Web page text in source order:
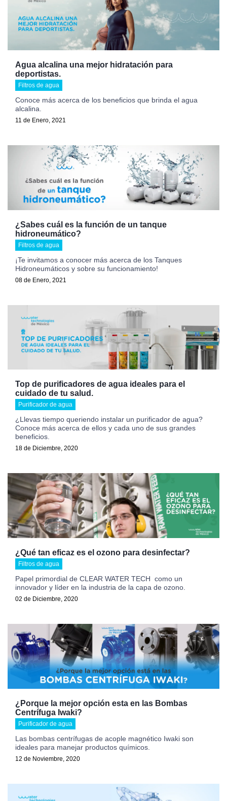
Agua alcalina una mejor hidratación para
deportistas.
Filtros de agua
Conoce más acerca de los beneficios que brinda el agua
alcalina.
11 de Enero, 2021
¿Sabes cuál es la función de un tanque
hidroneumático?
Filtros de agua
¡Te invitamos a conocer más acerca de los Tanques
Hidroneumáticos y sobre su funcionamiento!
08 de Enero, 2021
Top de purificadores de agua ideales para el
cuidado de tu salud.
Purificador de agua
¿Llevas tiempo queriendo instalar un purificador de agua?
Conoce más acerca de ellos y cada uno de sus grandes
beneficios.
18 de Diciembre, 2020
¿Qué tan eficaz es el ozono para desinfectar?
Filtros de agua
Papel primordial de CLEAR WATER TECH como un
innovador y líder en la industria de la capa de ozono.
02 de Diciembre, 2020
¿Porque la mejor opción esta en las Bombas
Centrífuga Iwaki?
Purificador de agua
Las bombas centrífugas de acople magnético Iwaki son
ideales para manejar productos químicos.
12 de Noviembre, 2020